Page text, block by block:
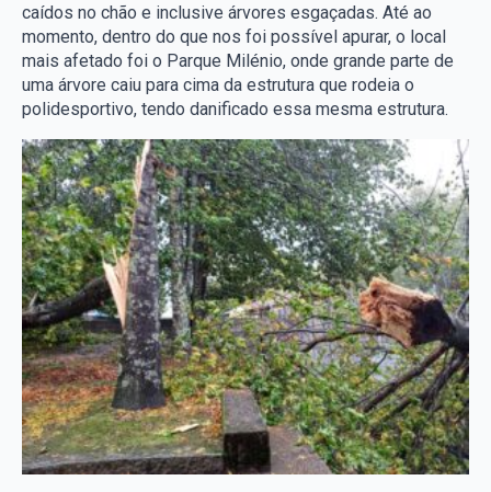
caídos no chão e inclusive árvores esgaçadas. Até ao
momento, dentro do que nos foi possível apurar, o local
mais afetado foi o Parque Milénio, onde grande parte de
uma árvore caiu para cima da estrutura que rodeia o
polidesportivo, tendo danificado essa mesma estrutura.